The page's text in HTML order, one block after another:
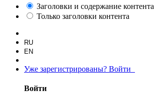
Заголовки и содержание контента
Только заголовки контента
RU
EN
Уже зарегистрированы? Войти
Войти